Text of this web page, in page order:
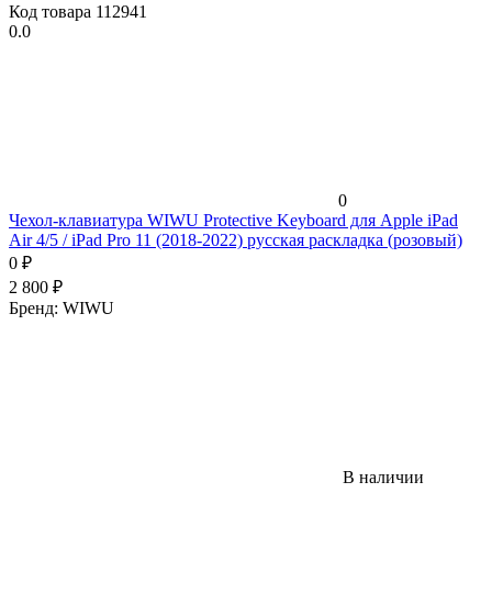
Код товара 112941
0.0
0
Чехол-клавиатура WIWU Protective Keyboard для Apple iPad
Air 4/5 / iPad Pro 11 (2018-2022) русская раскладка (розовый)
0 ₽
2 800 ₽
Бренд: WIWU
В наличии